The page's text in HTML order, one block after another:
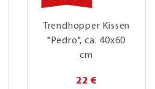
Trendhopper Kissen
"Pedro", ca. 40x60
cm
22 €